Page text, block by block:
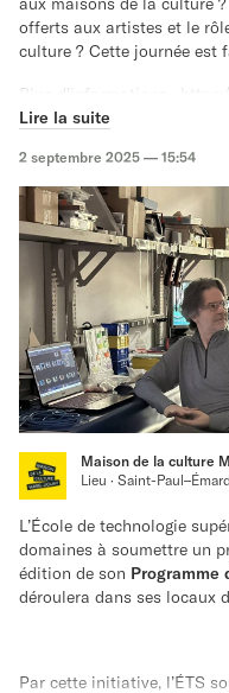
offerts aux artistes et le
culture ? Cette journée est
Plus d'informations :
ouvertes-pour-les-artistes-
Lire la suite
2 septembre 2025 — 15:54
Maison de la culture
Lieu · Saint-Paul–Émard
L’École de technologie
domaines à soumettre un
édition de son Programme
déroulera dans ses locaux
Par cette initiative, l’ÉTS